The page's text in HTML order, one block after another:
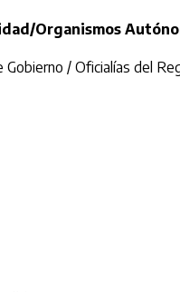
Organismos
Gobierno / Oficialías del